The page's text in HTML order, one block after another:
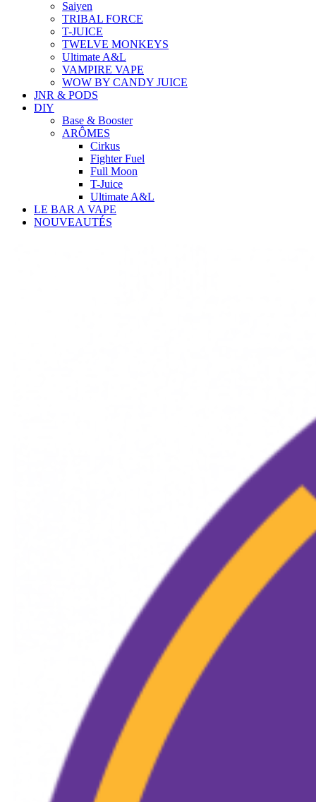
Saiyen
TRIBAL FORCE
T-JUICE
TWELVE MONKEYS
Ultimate A&L
VAMPIRE VAPE
WOW BY CANDY JUICE
JNR & PODS
DIY
Base & Booster
ARÔMES
Cirkus
Fighter Fuel
Full Moon
T-Juice
Ultimate A&L
LE BAR A VAPE
NOUVEAUTÉS